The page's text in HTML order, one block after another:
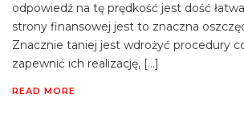
odpowiedź na tę prędkość jest dość
strony finansowej jest to znaczna
Znacznie taniej jest wdrożyć procedury
zapewnić ich realizację, […]
READ MORE